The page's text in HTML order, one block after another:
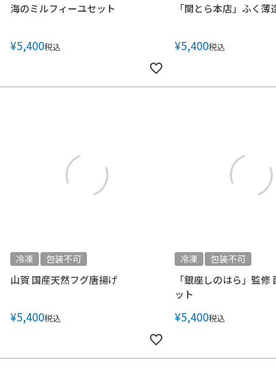
海のミルフィーユセット
¥5,400税込
「関とら本店」ふく薄
¥5,400税込
冷凍 包装不可
山賀 国産天然フグ唐揚げ
¥5,400税込
冷凍 包装不可
「銀座しのはら」監修
ット
¥5,400税込